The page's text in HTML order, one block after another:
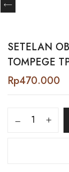
SETELAN
TOMPEGE
Rp470.000
Oblong